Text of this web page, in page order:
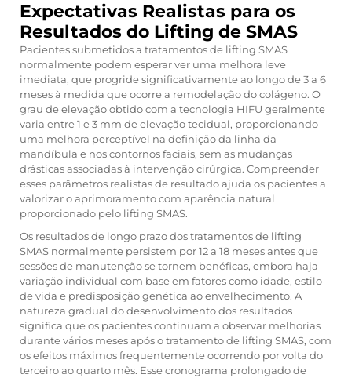
Expectativas Realistas para os
Resultados do Lifting de SMAS
Pacientes submetidos a tratamentos de lifting SMAS
normalmente podem esperar ver uma melhora leve
imediata, que progride significativamente ao longo de 3 a 6
meses à medida que ocorre a remodelação do colágeno. O
grau de elevação obtido com a tecnologia HIFU geralmente
varia entre 1 e 3 mm de elevação tecidual, proporcionando
uma melhora perceptível na definição da linha da
mandíbula e nos contornos faciais, sem as mudanças
drásticas associadas à intervenção cirúrgica. Compreender
esses parâmetros realistas de resultado ajuda os pacientes a
valorizar o aprimoramento com aparência natural
proporcionado pelo lifting SMAS.
Os resultados de longo prazo dos tratamentos de lifting
SMAS normalmente persistem por 12 a 18 meses antes que
sessões de manutenção se tornem benéficas, embora haja
variação individual com base em fatores como idade, estilo
de vida e predisposição genética ao envelhecimento. A
natureza gradual do desenvolvimento dos resultados
significa que os pacientes continuam a observar melhorias
durante vários meses após o tratamento de lifting SMAS, com
os efeitos máximos frequentemente ocorrendo por volta do
terceiro ao quarto mês. Esse cronograma prolongado de